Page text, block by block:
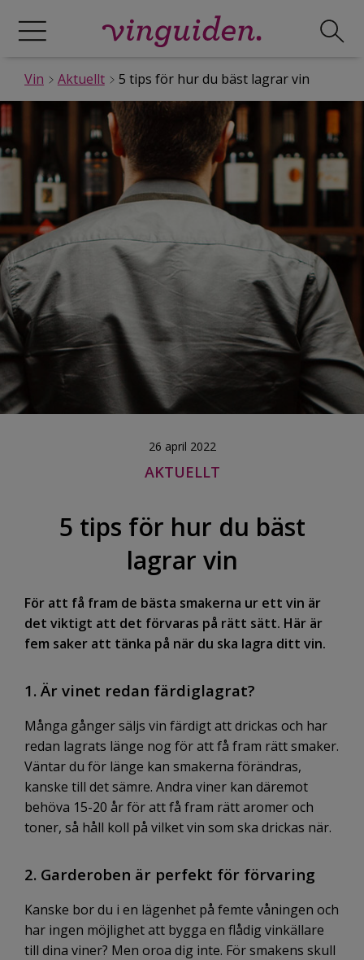
Vin Aktuellt 5 tips för hur du bäst lagrar vin
26 april 2022
AKTUELLT
5 tips för hur du bäst
lagrar vin
För att få fram de bästa smakerna ur ett vin är
det viktigt att det förvaras på rätt sätt. Här är
fem saker att tänka på när du ska lagra ditt vin.
1. Är vinet redan färdiglagrat?
Många gånger säljs vin färdigt att drickas och har
redan lagrats länge nog för att få fram rätt smaker.
Väntar du för länge kan smakerna förändras,
kanske till det sämre. Andra viner kan däremot
behöva 15-20 år för att få fram rätt aromer och
toner, så håll koll på vilket vin som ska drickas när.
2. Garderoben är perfekt för förvaring
Kanske bor du i en lägenhet på femte våningen och
har ingen möjlighet att bygga en flådig vinkällare
till dina viner? Men oroa dig inte. För smakens skull